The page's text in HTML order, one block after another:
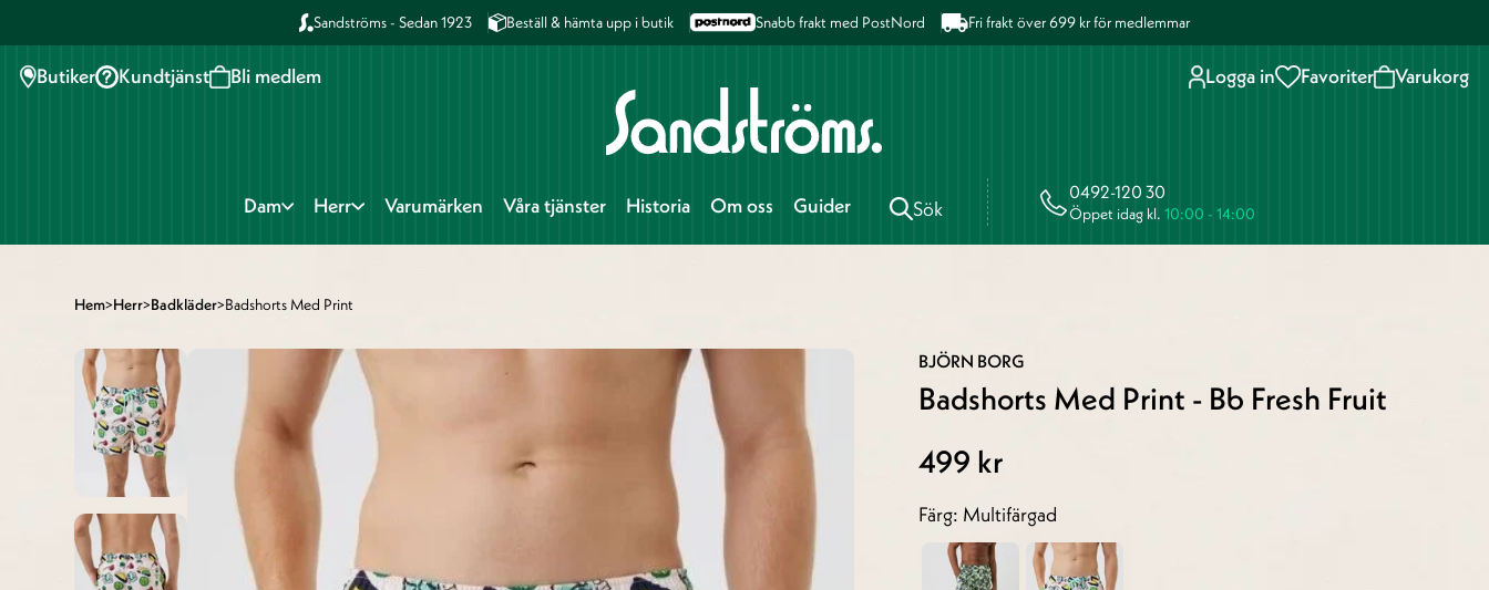
Sandströms - Sedan 1923 Beställ & hämta upp i butik Snabb frakt med PostNord Fri frakt över 699 kr för medlemmar
Butiker Kundtjänst Bli medlem Logga in Favoriter Varukorg
Dam Herr Varumärken Våra tjänster Historia Om oss Guider Sök
0492-120 30
Öppet idag kl.10:00 - 14:00
Hem>Herr>Badkläder>Badshorts Med Print
BJÖRN BORG
Badshorts Med Print - Bb Fresh Fruit
499 kr
Färg: Multifärgad